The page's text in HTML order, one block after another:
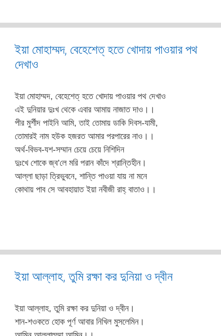
ইয়া মোহাম্মদ, বেহেশেত্‌ হতে খোদায় পাওয়ার পথ
দেখাও
ইয়া মোহাম্মদ, বেহেশেত্‌ হতে খোদায় পাওয়ার পথ দেখাও
এই দুনিয়ার দুঃখ থেকে এবার আমায় নাজাত দাও।।
পীর মুর্শীদ পাইনি আমি, তাই তোমায় ডাকি দিবস-যামী,
তোমারই নাম হউক হজরত আমার পরপারের নাও।।
অর্থ-বিভব-যশ-সম্মান চেয়ে চেয়ে নিশিদিন
দুঃখে শোকে জ্ব’লে মরি পরান কাঁদে শ্রান্তিহীন।
আল্লা ছাড়া ত্রিভুবনে, শান্তি পাওয়া যায় না মনে
কোথায় পাব সে আবহায়াত ইয়া নবীজী রাহ্‌ বাতাও।।
ইয়া আল্লাহ, তুমি রক্ষা কর দুনিয়া ও দ্বীন
ইয়া আল্লাহ, তুমি রক্ষা কর দুনিয়া ও দ্বীন।
শান-শওকতে হোক পূর্ণ আবার নিখিল মুসলেমিন।